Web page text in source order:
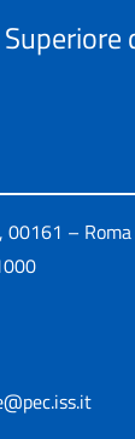
00161 – Roma